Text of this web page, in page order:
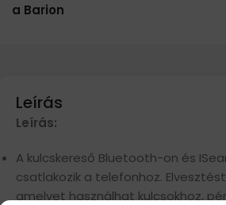
a Barion
Leírás
Leírás:
A kulcskereső Bluetooth-on és
csatlakozik a telefonhoz.
amelyet használhat kulcsokhoz,